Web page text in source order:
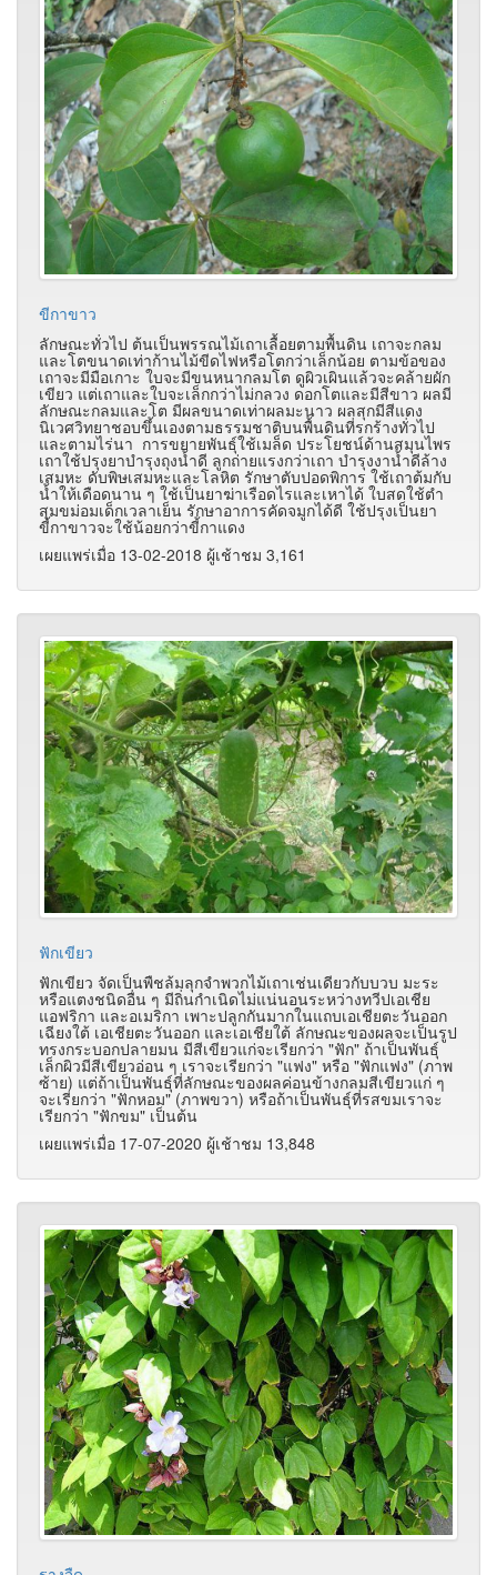
ขีกาขาว
ลักษณะทั่วไป ต้นเป็นพรรณไม้เถาเลื้อยตามพื้นดิน เถาจะกลม
และโตขนาดเท่าก้านไม้ขีดไฟหรือโตกว่าเล็กน้อย ตามข้อของ
เถาจะมีมือเกาะ ใบจะมีขนหนากลมโต ดูผิวเผินแล้วจะคล้ายผัก
เขียว แต่เถาและใบจะเล็กกว่าไม่กลวง ดอกโตและมีสีขาว ผลมี
ลักษณะกลมและโต มีผลขนาดเท่าผลมะนาว ผลสุกมีสีแดง
นิเวศวิทยาชอบขึ้นเองตามธรรมชาติบนพื้นดินที่รกร้างทั่วไป
และตามไร่นา การขยายพันธุ์ใช้เมล็ด ประโยชน์ด้านสมุนไพร
เถาใช้ปรุงยาบำรุงถุงน้ำดี ลูกถ่ายแรงกว่าเถา บำรุงงาน้ำดีล้าง
เสมหะ ดับพิษเสมหะและโลหิต รักษาตับปอดพิการ ใช้เถาต้มกับ
น้ำให้เดือดนาน ๆ ใช้เป็นยาฆ่าเรือดไรและเหาได้ ใบสดใช้ตำ
สุมขม่อมเด็กเวลาเย็น รักษาอาการคัดจมูกได้ดี ใช้ปรุงเป็นยา
ขี้กาขาวจะใช้น้อยกว่าขี้กาแดง
เผยแพร่เมื่อ 13-02-2018 ผู้เช้าชม 3,161
ฟักเขียว
ฟักเขียว จัดเป็นพืชล้มลุกจำพวกไม้เถาเช่นเดียวกับบวบ มะระ
หรือแตงชนิดอื่น ๆ มีถิ่นกำเนิดไม่แน่นอนระหว่างทวีปเอเชีย
แอฟริกา และอเมริกา เพาะปลูกกันมากในแถบเอเชียตะวันออก
เฉียงใต้ เอเชียตะวันออก และเอเชียใต้ ลักษณะของผลจะเป็นรูป
ทรงกระบอกปลายมน มีสีเขียวแก่จะเรียกว่า "ฟัก" ถ้าเป็นพันธุ์
เล็กผิวมีสีเขียวอ่อน ๆ เราจะเรียกว่า "แฟง" หรือ "ฟักแฟง" (ภาพ
ซ้าย) แต่ถ้าเป็นพันธุ์ที่ลักษณะของผลค่อนข้างกลมสีเขียวแก่ ๆ
จะเรียกว่า "ฟักหอม" (ภาพขวา) หรือถ้าเป็นพันธุ์ที่รสขมเราจะ
เรียกว่า "ฟักขม" เป็นต้น
เผยแพร่เมื่อ 17-07-2020 ผู้เช้าชม 13,848